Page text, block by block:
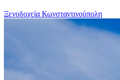
Ξενοδοχεία Κωνσταντινούπολη